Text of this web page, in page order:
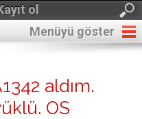
ol
Menüyü göster
aldım.
OS